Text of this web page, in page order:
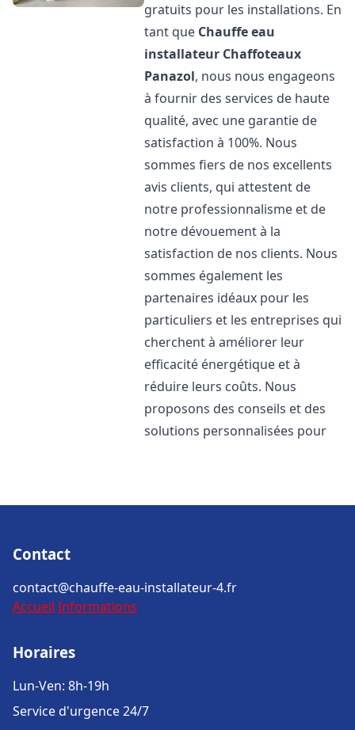
gratuits pour les installations. En
tant que Chauffe eau
installateur Chaffoteaux
Panazol, nous nous engageons
à fournir des services de haute
qualité, avec une garantie de
satisfaction à 100%. Nous
sommes fiers de nos excellents
avis clients, qui attestent de
notre professionnalisme et de
notre dévouement à la
satisfaction de nos clients. Nous
sommes également les
partenaires idéaux pour les
particuliers et les entreprises qui
cherchent à améliorer leur
efficacité énergétique et à
réduire leurs coûts. Nous
proposons des conseils et des
solutions personnalisées pour
Contact
contact@chauffe-eau-installateur-4.fr
Accueil Informations
Horaires
Lun-Ven: 8h-19h
Service d'urgence 24/7